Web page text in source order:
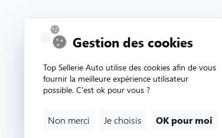
Contact & support
© Copyright 2026. Topsellerieauto Tous droits
Gestion des cookies
Top Sellerie Auto utilise des cookies afin de vous
fournir la meilleure expérience utilisateur
possible. C'est ok pour vous ?
Non merci Je choisis OK pour moi